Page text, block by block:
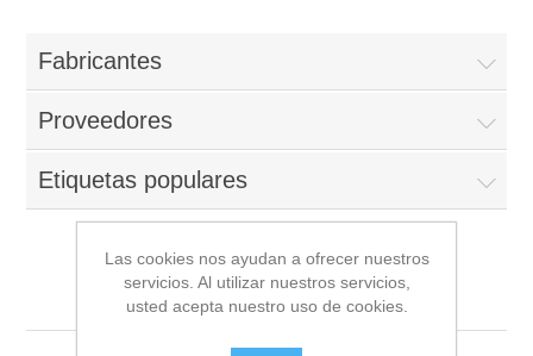
Fabricantes
Proveedores
Etiquetas populares
Jesús María - Lima
Las cookies nos ayudan a ofrecer nuestros
servicios. Al utilizar nuestros servicios,
usted acepta nuestro uso de cookies.